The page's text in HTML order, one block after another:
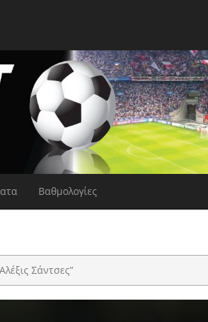
Βαθμολογίες
Σάντσες”